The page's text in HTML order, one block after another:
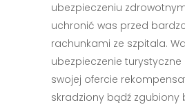
ubezpieczeniu
uchronić was przed
rachunkami ze szpitala.
ubezpieczenie turystyczne
swojej ofercie
skradziony bądź zgubiony